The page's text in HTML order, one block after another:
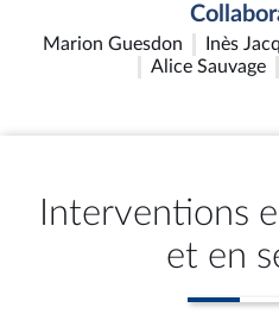
Marion Guesdon Inès
Alice Sauvage
Interventions
et en